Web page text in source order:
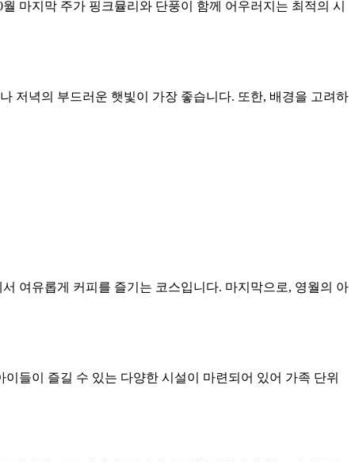
마지막 주가 핑크뮬리와 단풍이 함께 어우러지는 최적의 시
저녁의 부드러운 햇빛이 가장 좋습니다. 또한, 배경을 고려하
여유롭게 커피를 즐기는 코스입니다. 마지막으로, 영월의 아
들이 즐길 수 있는 다양한 시설이 마련되어 있어 가족 단위